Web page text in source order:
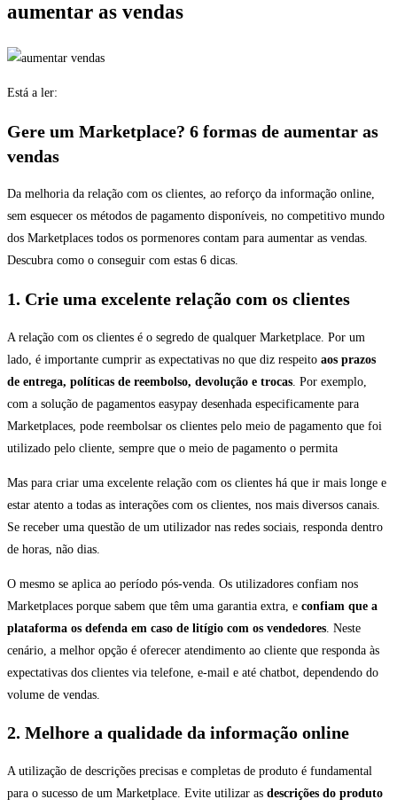
aumentar as vendas
Está a ler:
Gere um Marketplace? 6 formas de aumentar as
vendas
Da melhoria da relação com os clientes, ao reforço da informação online,
sem esquecer os métodos de pagamento disponíveis, no competitivo mundo
dos Marketplaces todos os pormenores contam para aumentar as vendas.
Descubra como o conseguir com estas 6 dicas.
1. Crie uma excelente relação com os clientes
A relação com os clientes é o segredo de qualquer Marketplace. Por um
lado, é importante cumprir as expectativas no que diz respeito aos prazos
de entrega, políticas de reembolso, devolução e trocas . Por exemplo,
com a solução de pagamentos easypay desenhada especificamente para
Marketplaces, pode reembolsar os clientes pelo meio de pagamento que foi
utilizado pelo cliente, sempre que o meio de pagamento o permita
Mas para criar uma excelente relação com os clientes há que ir mais longe e
estar atento a todas as interações com os clientes, nos mais diversos canais.
Se receber uma questão de um utilizador nas redes sociais, responda dentro
de horas, não dias.
O mesmo se aplica ao período pós-venda. Os utilizadores confiam nos
Marketplaces porque sabem que têm uma garantia extra, e confiam que a
plataforma os defenda em caso de litígio com os vendedores . Neste
cenário, a melhor opção é oferecer atendimento ao cliente que responda às
expectativas dos clientes via telefone, e-mail e até chatbot, dependendo do
volume de vendas.
2. Melhore a qualidade da informação online
A utilização de descrições precisas e completas de produto é fundamental
para o sucesso de um Marketplace. Evite utilizar as descrições do produto